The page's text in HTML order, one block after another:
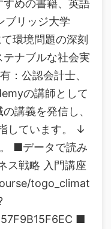
めの書籍、英語
ブリッジ大学
環境問題の深刻
ナブルな社会実
：公認会計士、
の講師として
講義を発信し、
しています。 ↓
■データで読み
ス戦略 入門講座
togo_climat
■